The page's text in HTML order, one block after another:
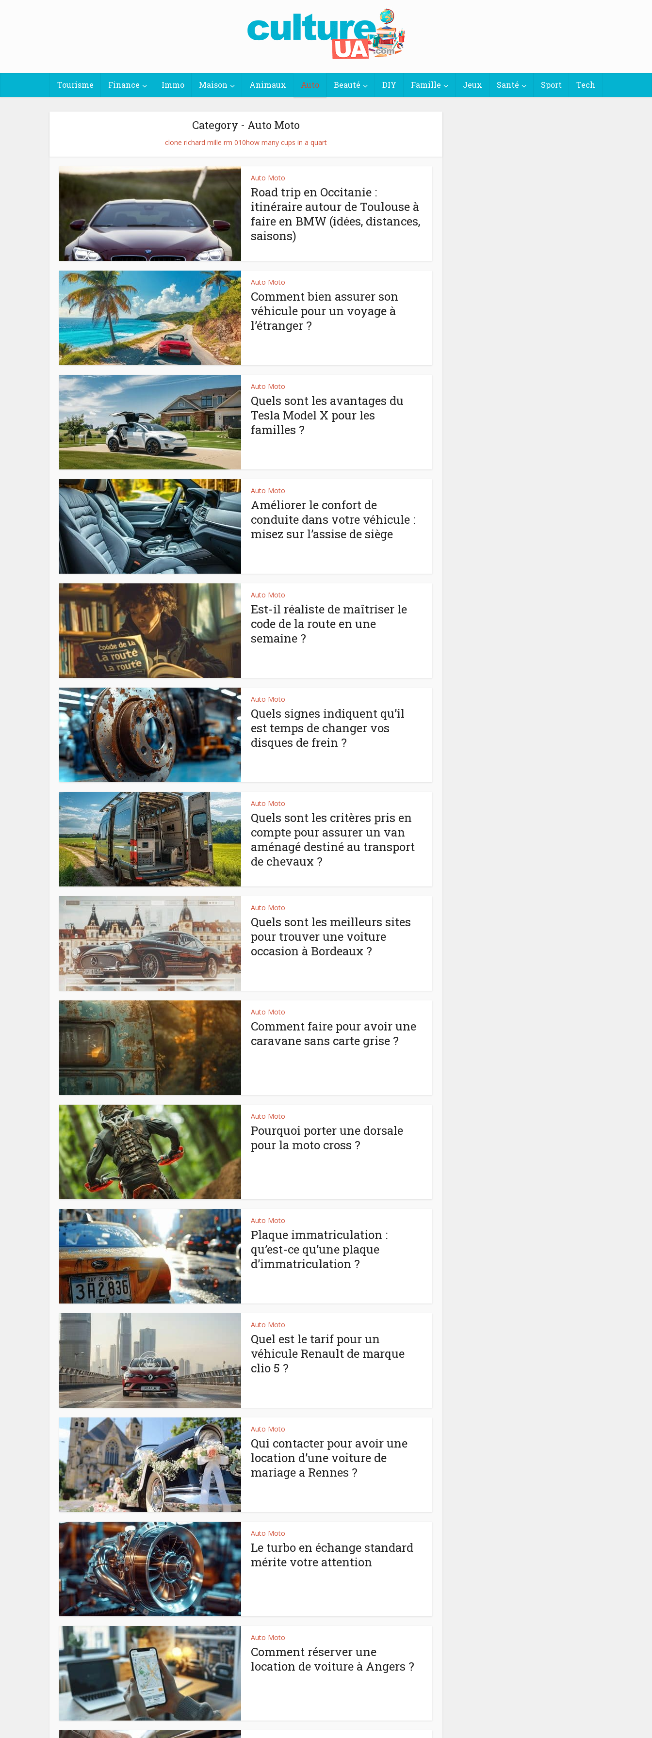
Tourisme Finance Immo Maison Animaux Auto Beauté DIY Famille Jeux Santé Sport Tech
Category - Auto Moto
clone richard mille rm 010how many cups in a quart
Auto Moto
Road trip en Occitanie :
itinéraire autour de Toulouse à
faire en BMW (idées, distances,
saisons)
Auto Moto
Comment bien assurer son
véhicule pour un voyage à
l’étranger ?
Auto Moto
Quels sont les avantages du
Tesla Model X pour les
familles ?
Auto Moto
Améliorer le confort de
conduite dans votre véhicule :
misez sur l’assise de siège
Auto Moto
Est-il réaliste de maîtriser le
code de la route en une
semaine ?
Auto Moto
Quels signes indiquent qu’il
est temps de changer vos
disques de frein ?
Auto Moto
Quels sont les critères pris en
compte pour assurer un van
aménagé destiné au transport
de chevaux ?
Auto Moto
Quels sont les meilleurs sites
pour trouver une voiture
occasion à Bordeaux ?
Auto Moto
Comment faire pour avoir une
caravane sans carte grise ?
Auto Moto
Pourquoi porter une dorsale
pour la moto cross ?
Auto Moto
Plaque immatriculation :
qu’est-ce qu’une plaque
d’immatriculation ?
Auto Moto
Quel est le tarif pour un
véhicule Renault de marque
clio 5 ?
Auto Moto
Qui contacter pour avoir une
location d’une voiture de
mariage a Rennes ?
Auto Moto
Le turbo en échange standard
mérite votre attention
Auto Moto
Comment réserver une
location de voiture à Angers ?